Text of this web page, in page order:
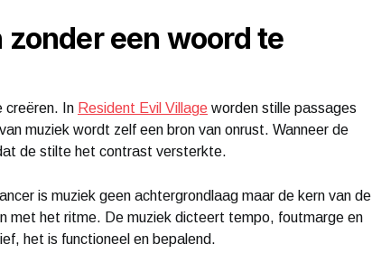
een woord te
creëren. In Resident Evil Village worden stille passages
muziek wordt zelf een bron van onrust. Wanneer de
de stilte het contrast versterkte.
is muziek geen achtergrondlaag maar de kern van de
met het ritme. De muziek dicteert tempo, foutmarge en
het is functioneel en bepalend.